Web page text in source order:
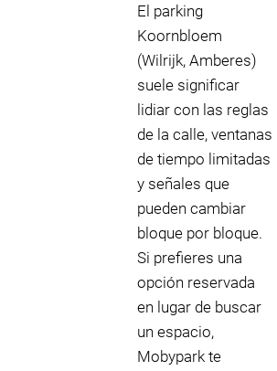
El parking
Koornbloem
(Wilrijk, Amberes)
suele significar
lidiar con las reglas
de la calle, ventanas
de tiempo limitadas
y señales que
pueden cambiar
bloque por bloque.
Si prefieres una
opción reservada
en lugar de buscar
un espacio,
Mobypark te